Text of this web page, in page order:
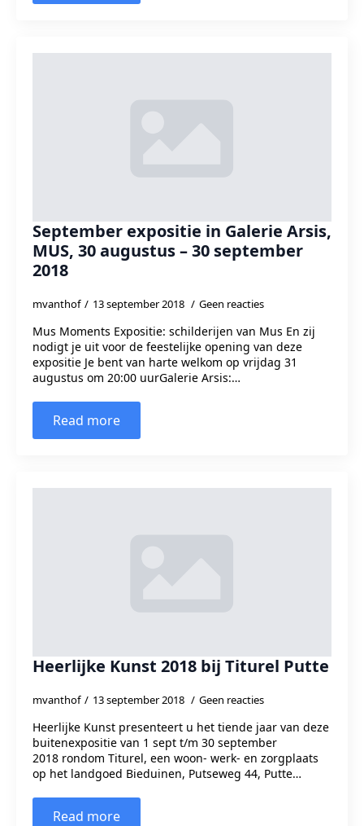
September expositie in Galerie Arsis,
MUS, 30 augustus – 30 september
2018
mvanthof 13 september 2018 Geen reacties
Mus Moments Expositie: schilderijen van Mus En zij
nodigt je uit voor de feestelijke opening van deze
expositie Je bent van harte welkom op vrijdag 31
augustus om 20:00 uurGalerie Arsis:…
Read more
Heerlijke Kunst 2018 bij Titurel Putte
mvanthof 13 september 2018 Geen reacties
Heerlijke Kunst presenteert u het tiende jaar van deze
buitenexpositie van 1 sept t/m 30 september
2018 rondom Titurel, een woon- werk- en zorgplaats
op het landgoed Bieduinen, Putseweg 44, Putte…
Read more